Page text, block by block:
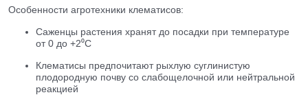
Особенности агротехники клематисов:
Саженцы растения хранят до посадки при температуре
от 0 до +2⁰С
Клематисы предпочитают рыхлую суглинистую
плодородную почву со слабощелочной или нейтральной
реакцией